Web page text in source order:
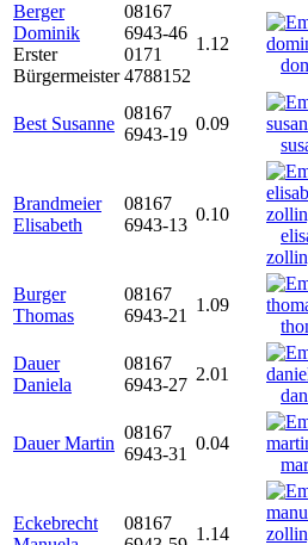
Berger
Dominik
Erster
Bürgermeister
08167
6943-46
0171
4788152
1.12
Best Susanne
08167
6943-19
0.09
Brandmeier
Elisabeth
08167
6943-13
0.10
Burger
Thomas
08167
6943-21
1.09
Dauer
Daniela
08167
6943-27
2.01
Dauer Martin
08167
6943-31
0.04
Eckebrecht
08167
1.14